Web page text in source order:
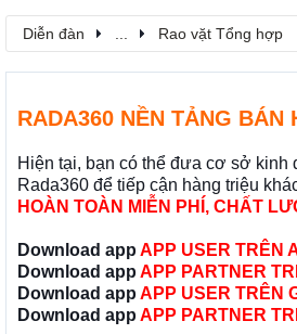
Diễn đàn Rao vặt Tổng hợp
RADA360 NỀN TẢNG BÁN
Hiện tại, bạn có thể đưa cơ sở kinh
Rada360 để tiếp cận hàng triệu
HOÀN TOÀN MIỄN PHÍ, CHẤT
Download app APP USER TRÊN
Download app APP PARTNER
Download app APP USER TRÊN
Download app APP PARTNER